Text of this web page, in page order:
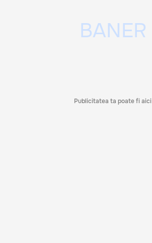
Publicitatea ta poate fi aici